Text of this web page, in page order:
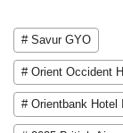
# Savur GYO
# Orient Occident
# Orientbank Hotel